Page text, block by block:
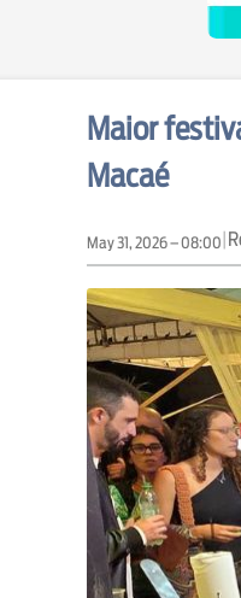
Maior
Macaé
May 31, 2026 – 08:00 |